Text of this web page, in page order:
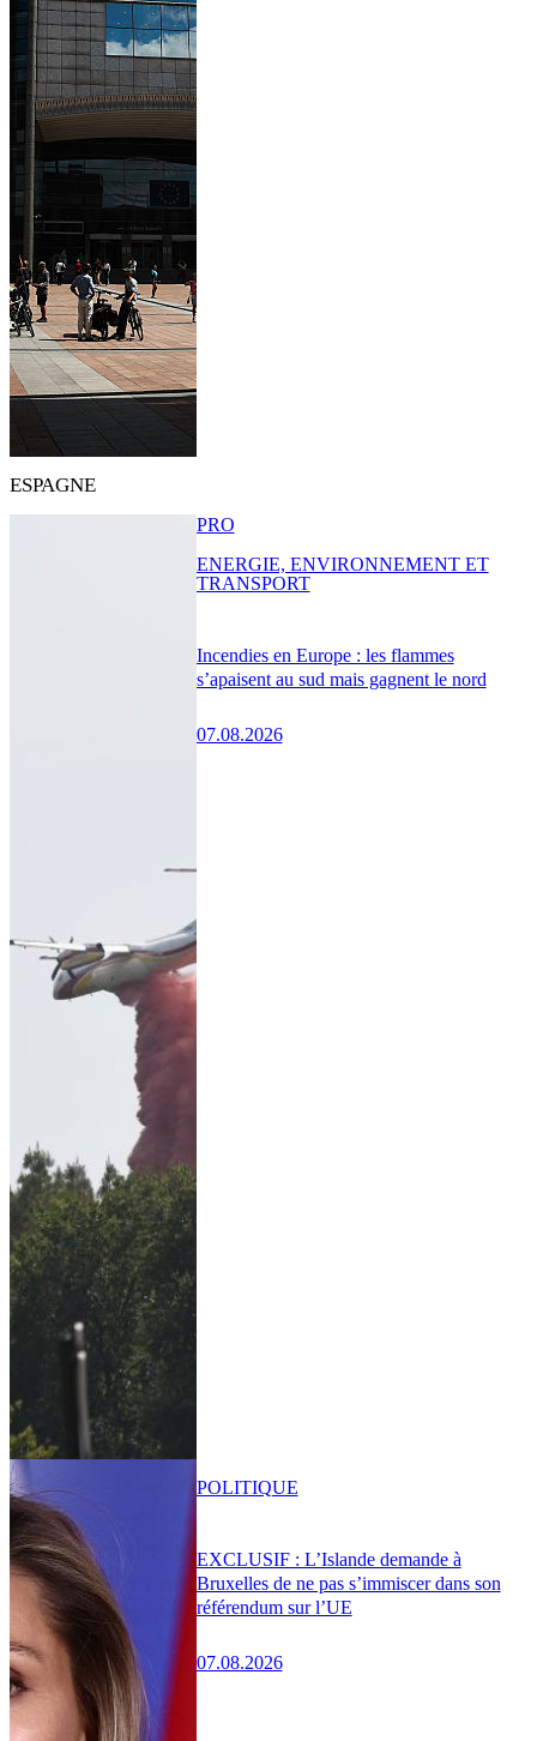
ESPAGNE
Incendies en Europe : les flammes
s’apaisent au sud mais gagnent le nord
07.08.2026
PRO
ENERGIE, ENVIRONNEMENT ET
TRANSPORT
EXCLUSIF : L’Islande demande à
Bruxelles de ne pas s’immiscer dans son
référendum sur l’UE
07.08.2026
POLITIQUE